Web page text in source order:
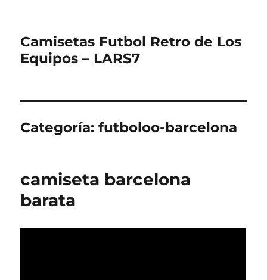
Camisetas Futbol Retro de Los
Equipos – LARS7
Categoría:futboloo-barcelona
camiseta barcelona
barata